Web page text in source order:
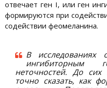
отвечает ген I, или ген
формируются при
содействии феомеланина.
В исследованиях
ингибиторным
неточностей. До
точно сказать, как